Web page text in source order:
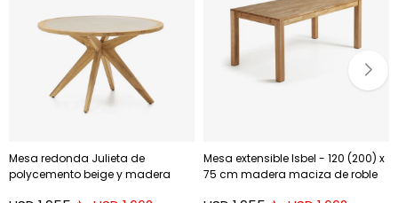
Mesa redonda Julieta de
polycemento beige y madera
Mesa extensible Isbel - 120 (200) x
75 cm madera maciza de roble